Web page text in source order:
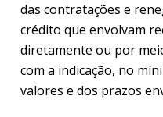
das contratações e
crédito que envolvam
diretamente ou por
com a indicação, no
valores e dos prazos